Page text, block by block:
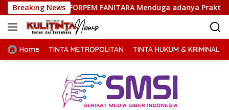
Langsung
ke
konten
Breaking NewsFANITARA Menduga adanya Praktik Nepotisme
Home TINTA METROPOLITAN TINTA HUKUM & KRIMINAL